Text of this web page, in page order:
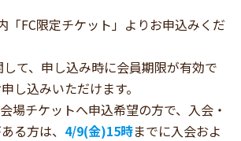
「FC限定チケット」よりお申込みくだ
て、申し込み時に会員期限が有効で
し込みいただけます。
場チケットへ申込希望の方で、入会・
る方は、 4/9(金)15時までに入会およ